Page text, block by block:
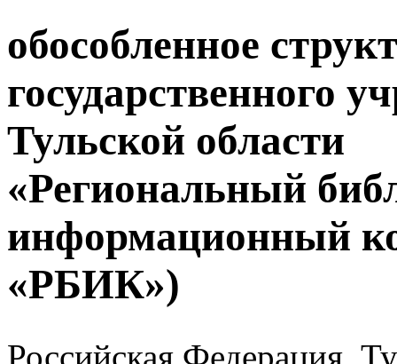
обособленное
государственного
Тульской области
«Региональный
информационный
«РБИК»)